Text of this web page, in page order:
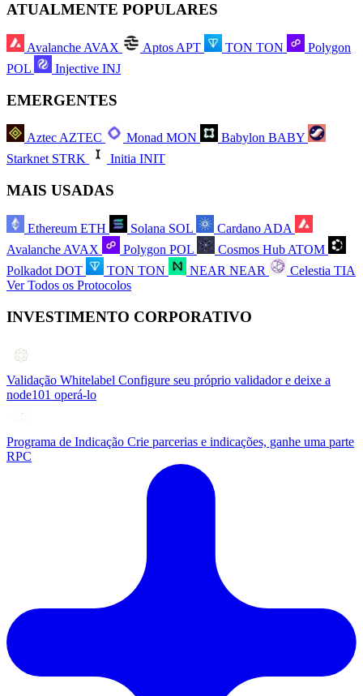
ATUALMENTE POPULARES
Avalanche AVAX Aptos APT TON TON
Polygon
POL
Injective INJ
EMERGENTES
AztecAZTEC Monad MON Babylon BABY
Starknet STRK Initia INIT
MAIS USADAS
Ethereum ETH Solana SOL Cardano ADA
Avalanche AVAX Polygon POL Cosmos Hub ATOM
Polkadot DOT TON TON NEAR NEAR Celestia TIA
Ver Todos os Protocolos
INVESTIMENTO CORPORATIVO
Validação Whitelabel Configure seu próprio validador e deixe a
node101 operá-lo
Programa de Indicação Crie parcerias e indicações, ganhe uma parte
RPC